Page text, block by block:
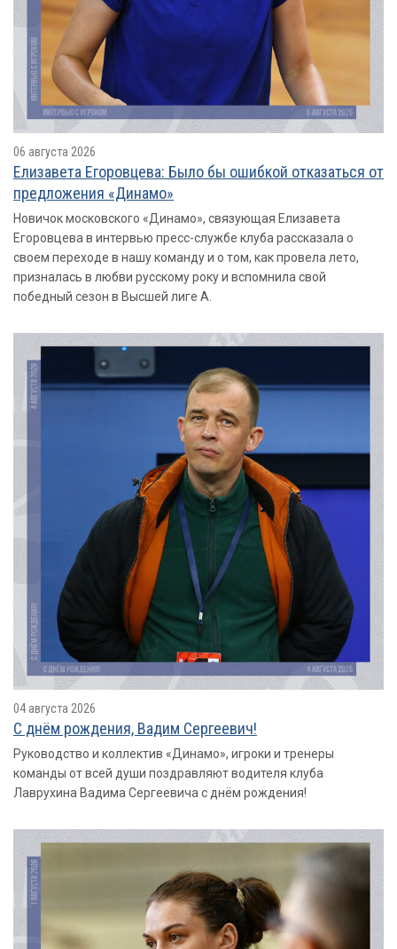
06 августа 2026
Елизавета Егоровцева: Было бы ошибкой отказаться от
предложения «Динамо»
Новичок московского «Динамо», связующая Елизавета
Егоровцева в интервью пресс-службе клуба рассказала о
своем переходе в нашу команду и о том, как провела лето,
призналась в любви русскому року и вспомнила свой
победный сезон в Высшей лиге А.
04 августа 2026
С днём рождения, Вадим Сергеевич!
Руководство и коллектив «Динамо», игроки и тренеры
команды от всей души поздравляют водителя клуба
Лаврухина Вадима Сергеевича с днём рождения!